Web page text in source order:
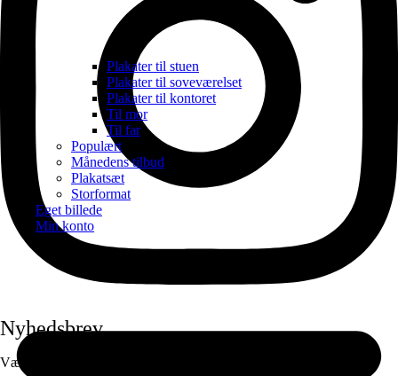
Plakater til stuen
Plakater til soveværelset
Plakater til kontoret
Til mor
Til far
Populært
Månedens tilbud
Plakatsæt
Storformat
Eget billede
Min konto
Nyhedsbrev
Vær først til at modtage en mail, når der kommer nye Artdrops!